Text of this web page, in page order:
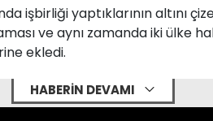
işbirliği yaptıklarının altını
ve aynı zamanda iki ülke
ekledi.
HABERİN DEVAMI